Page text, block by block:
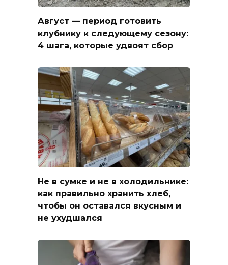
Август — период готовить
клубнику к следующему сезону:
4 шага, которые удвоят сбор
Не в сумке и не в холодильнике:
как правильно хранить хлеб,
чтобы он оставался вкусным и
не ухудшался